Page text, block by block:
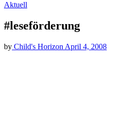
Aktuell
#leseförderung
by Child's Horizon April 4, 2008